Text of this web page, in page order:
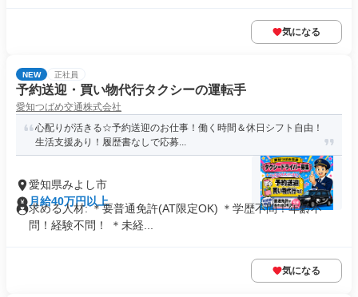
気になる
NEW 正社員
予約送迎・買い物代行タクシーの運転手
愛知つばめ交通株式会社
心配りが活きる☆予約送迎のお仕事！働く時間＆休日シフト自由！
生活支援あり！履歴書なしで応募...
愛知県みよし市
月給40万円以上
求める人材: ＊要普通免許(AT限定OK) ＊学歴不問！年齢不
問！経験不問！ ＊未経...
気になる